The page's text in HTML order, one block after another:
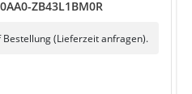
ZB43L1BM0R
(Lieferzeit anfragen).